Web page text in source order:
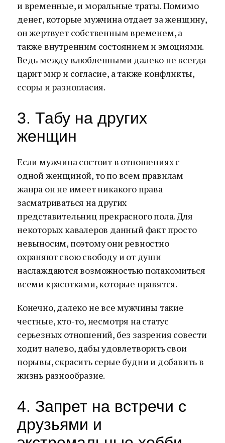
и временные, и моральные траты. Помимо
денег, которые мужчина отдает за женщину,
он жертвует собственным временем, а
также внутренним состоянием и эмоциями.
Ведь между влюбленными далеко не всегда
царит мир и согласие, а также конфликты,
ссоры и разногласия.
3. Табу на других
женщин
Если мужчина состоит в отношениях с
одной женщиной, то по всем правилам
жанра он не имеет никакого права
засматриваться на других
представительниц прекрасного пола. Для
некоторых кавалеров данный факт просто
невыносим, поэтому они ревностно
охраняют свою свободу и от души
наслаждаются возможностью полакомиться
всеми красотками, которые нравятся.
Конечно, далеко не все мужчины такие
честные, кто-то, несмотря на статус
серьезных отношений, без зазрения совести
ходит налево, дабы удовлетворить свои
порывы, скрасить серые будни и добавить в
жизнь разнообразие.
4. Запрет на встречи с
друзьями и